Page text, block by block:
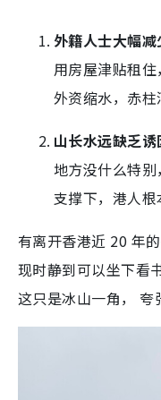
外籍人士大幅减
用房屋津贴租
外资缩水，赤柱
山长水远缺乏诱
地方没什么特
支撑下，港人根
有离开香港近 20 年
现时静到可以坐下
这只是冰山一角，